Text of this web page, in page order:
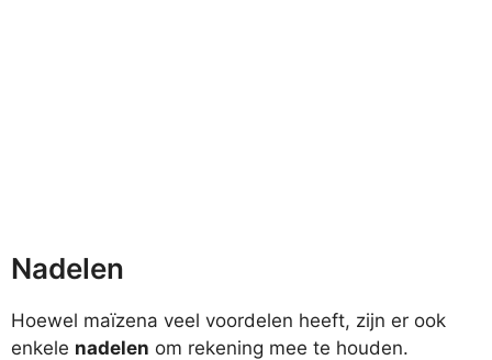
Nadelen
Hoewel maïzena veel voordelen heeft, zijn er ook
enkele nadelen om rekening mee te houden.